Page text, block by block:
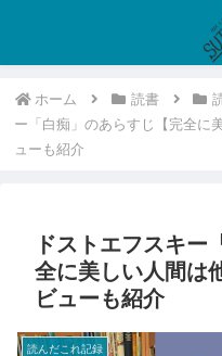
ホーム 読書
ー「白痴」のあらすじ【完全に
ューも紹介
ドストエフスキー
全に美しい人間は
ビューも紹介
読んだこれ記録